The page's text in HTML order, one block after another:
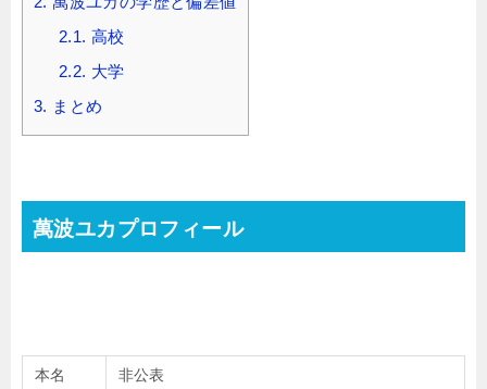
2.1. 高校
2.2. 大学
3. まとめ
萬波ユカプロフィール
本名 非公表